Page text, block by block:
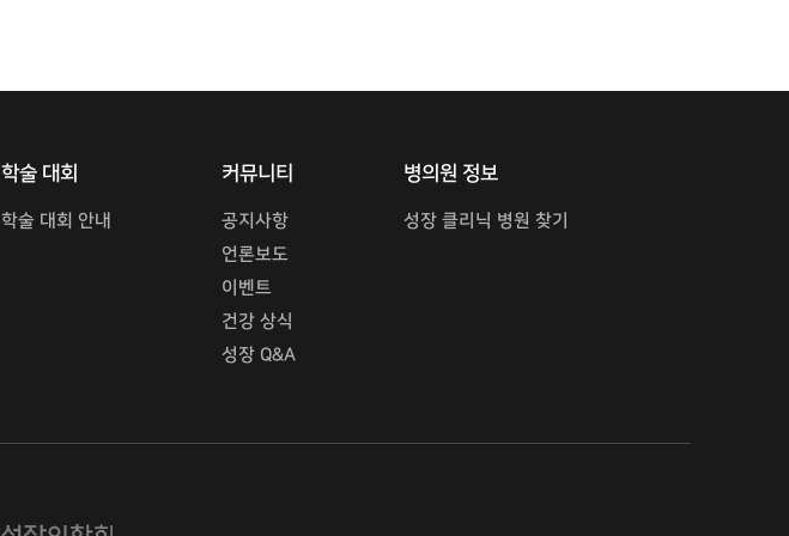
학술 대회
학술 대회 안내
커뮤니티
공지사항
언론보도
이벤트
건강 상식
성장 Q&A
병의원 정보
성장 클리닉 병원 찾기